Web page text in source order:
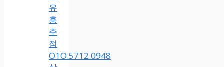
유
흥
주
점
O1O.5712.0948